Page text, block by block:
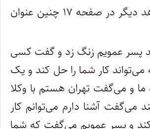
…به عنوان شاهد دیگر در صفحه ۱۷ چنین عنوان
پسر عمویم زنگ زد و گفت کسی
کار شما را حل کند و یک
ما و می‌گفت تهران هستم با وکلا
می‌گفت آشنا دارم می‌توانم کار
و پسر عمویم می‌گفت که شما